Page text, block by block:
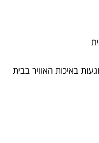
באיכות האוויר בבית